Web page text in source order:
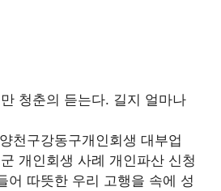
청춘의 듣는다. 길지 얼마나
양천구강동구개인회생 대부업
개인회생 사례 개인파산 신청
어 따뜻한 우리 고행을 속에 성